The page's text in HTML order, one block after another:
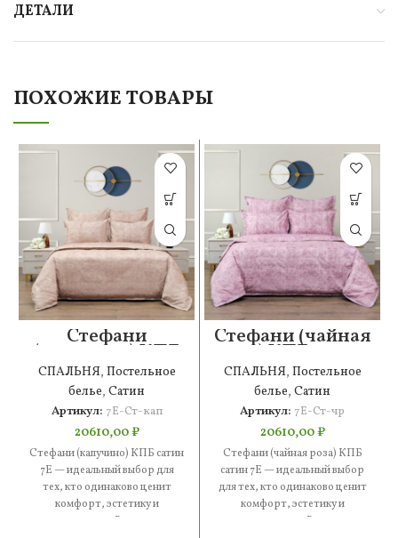
ДЕТАЛИ
ПОХОЖИЕ ТОВАРЫ
Стефани
(капучино) КПБ
сатин 7Е
СПАЛЬНЯ, Постельное
белье, Сатин
Артикул: 7Е-Ст-кап
20610,00₽
Стефани (капучино) КПБ сатин
7Е — идеальный выбор для
тех, кто одинаково ценит
комфорт, эстетику и
практичность. В составе —
Стефани (чайная
роза) КПБ сатин
7Е
СПАЛЬНЯ, Постельное
белье, Сатин
Артикул: 7Е-Ст-чр
20610,00₽
Стефани (чайная роза) КПБ
сатин 7Е — идеальный выбор
для тех, кто одинаково ценит
комфорт, эстетику и
практичность. В составе